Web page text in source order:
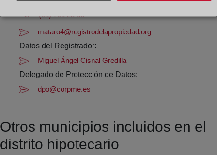
(93) 796 25 50
mataro4@registrodelapropiedad.org
Datos del Registrador:
Miguel Ángel Cisnal Gredilla
Delegado de Protección de Datos:
dpo@corpme.es
Otros municipios incluidos en el
distrito hipotecario